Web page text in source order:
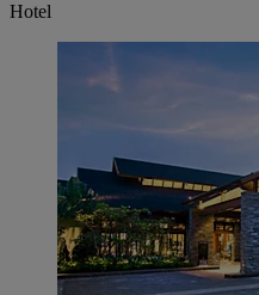
Hotel